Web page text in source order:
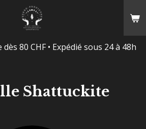
80 CHF • Expédié sous 24 à 48h
Shattuckite